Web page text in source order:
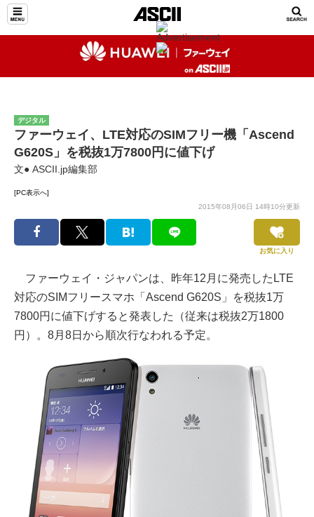
デジタル
ファーウェイ、LTE対応のSIMフリー機「Ascend
G620S」を税抜1万7800円に値下げ
文● ASCII.jp編集部
[PC表示へ]
2015年08月06日 14時10分更新
お気に入り
ファーウェイ・ジャパンは、昨年12月に発売したLTE
対応のSIMフリースマホ「Ascend G620S」を税抜1万
7800円に値下げすると発表した（従来は税抜2万1800
円）。8月8日から順次行なわれる予定。